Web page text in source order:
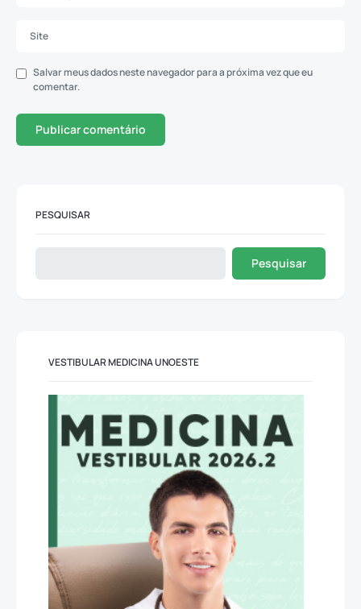
Salvar meus dados neste navegador para a próxima vez que eu
comentar.
PESQUISAR
Pesquisar
VESTIBULAR MEDICINA UNOESTE